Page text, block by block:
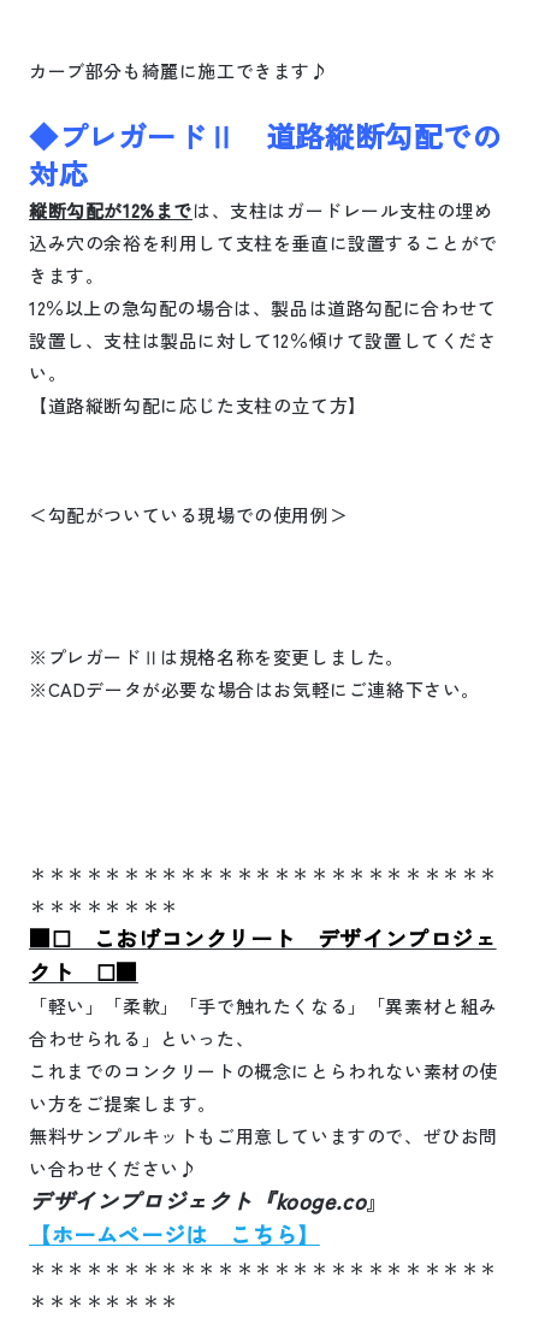
カーブ部分も綺麗に施工できます♪
◆プレガードⅡ 道路縦断勾配での
対応
縦断勾配が12%までは、支柱はガードレール支柱の埋め
込み穴の余裕を利用して支柱を垂直に設置することがで
きます。
12％以上の急勾配の場合は、製品は道路勾配に合わせて
設置し、支柱は製品に対して12％傾けて設置してくださ
い。
【道路縦断勾配に応じた支柱の立て方】
＜勾配がついている現場での使用例＞
※プレガードⅡは規格名称を変更しました。
※CADデータが必要な場合はお気軽にご連絡下さい。
＊＊＊＊＊＊＊＊＊＊＊＊＊＊＊＊＊＊＊＊＊＊＊＊＊
＊＊＊＊＊＊＊＊
■☐ こおげコンクリート デザインプロジェ
クト ☐■
「軽い」「柔軟」「手で触れたくなる」「異素材と組み
合わせられる」といった、
これまでのコンクリートの概念にとらわれない素材の使
い方をご提案します。
無料サンプルキットもご用意していますので、ぜひお問
い合わせください♪
デザインプロジェクト『kooge.co』
【ホームページは こちら】
＊＊＊＊＊＊＊＊＊＊＊＊＊＊＊＊＊＊＊＊＊＊＊＊＊
＊＊＊＊＊＊＊＊